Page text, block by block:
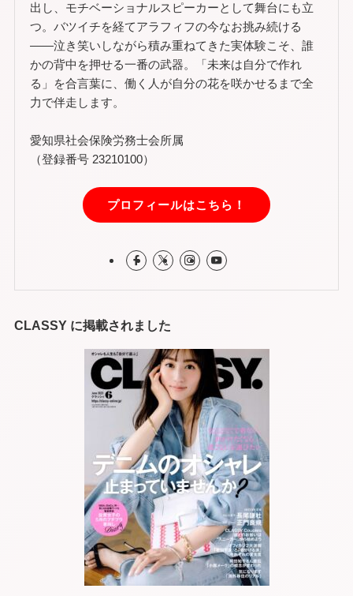
出し、モチベーショナルスピーカーとして舞台にも立
つ。バツイチを経てアラフィフの今なお挑み続ける
——泣き笑いしながら積み重ねてきた実体験こそ、誰
かの背中を押せる一番の武器。「未来は自分で作れ
る」を合言葉に、働く人が自分の花を咲かせるまで全
力で伴走します。
愛知県社会保険労務士会所属
（登録番号 23210100）
プロフィールはこちら！
CLASSY に掲載されました